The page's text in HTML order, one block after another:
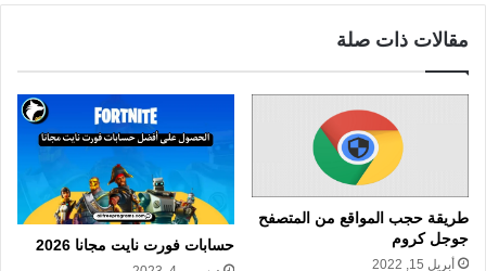
مقالات ذات صلة
طريقة حجب المواقع من المتصفح
جوجل كروم
أبريل 15, 2022
حسابات فورت نايت مجانا 2026